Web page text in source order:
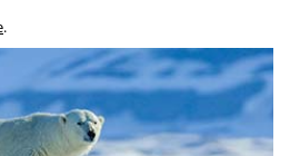
.